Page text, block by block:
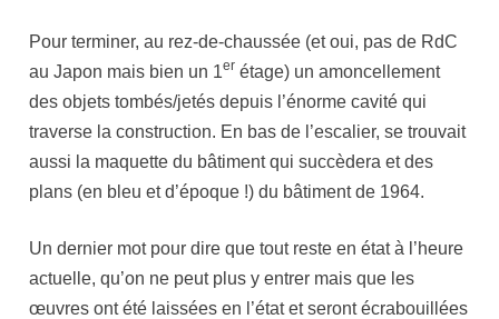
Pour terminer, au rez-de-chaussée (et oui, pas de RdC
au Japon mais bien un 1er étage) un amoncellement
des objets tombés/jetés depuis l’énorme cavité qui
traverse la construction. En bas de l’escalier, se trouvait
aussi la maquette du bâtiment qui succèdera et des
plans (en bleu et d’époque !) du bâtiment de 1964.
Un dernier mot pour dire que tout reste en état à l’heure
actuelle, qu’on ne peut plus y entrer mais que les
œuvres ont été laissées en l’état et seront écrabouillées